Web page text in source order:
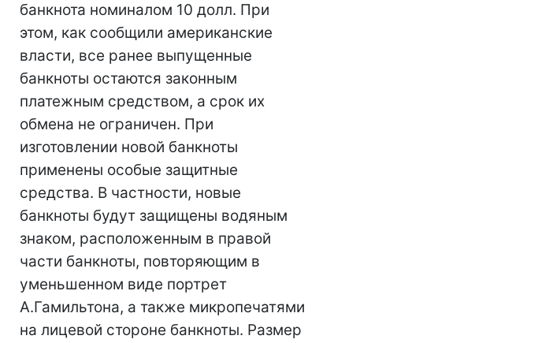
банкнота номиналом 10 долл. При
этом, как сообщили американские
власти, все ранее выпущенные
банкноты остаются законным
платежным средством, а срок их
обмена не ограничен. При
изготовлении новой банкноты
применены особые защитные
средства. В частности, новые
банкноты будут защищены водяным
знаком, расположенным в правой
части банкноты, повторяющим в
уменьшенном виде портрет
А.Гамильтона, а также микропечатями
на лицевой стороне банкноты. Размер